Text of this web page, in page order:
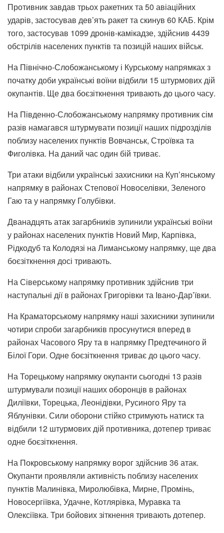
Противник завдав трьох ракетних та 50 авіаційних
ударів, застосував дев’ять ракет та скинув 60 КАБ. Крім
того, застосував 1099 дронів-камікадзе, здійснив 4439
обстрілів населених пунктів та позицій наших військ.
На Північно-Слобожанському і Курському напрямках з
початку доби українські воїни відбили 15 штурмових дій
окупантів. Ще два боєзіткнення тривають до цього часу.
На Південно-Слобожанському напрямку противник сім
разів намагався штурмувати позиції наших підрозділів
поблизу населених пунктів Вовчанськ, Строївка та
Фиголівка. На даний час один бій триває.
Три атаки відбили українські захисники на Куп’янському
напрямку в районах Степової Новоселівки, Зеленого
Гаю та у напрямку Голубівки.
Дванадцять атак загарбників зупинили українські воїни
у районах населених пунктів Новий Мир, Карпівка,
Рідкодуб та Колодязі на Лиманському напрямку, ще два
боєзіткнення досі тривають.
На Сіверському напрямку противник здійснив три
наступальні дії в районах Григорівки та Івано-Дар’ївки.
На Краматорському напрямку наші захисники зупинили
чотири спроби загарбників просунутися вперед в
районах Часового Яру та в напрямку Предтечиного й
Білої Гори. Одне боєзіткнення триває до цього часу.
На Торецькому напрямку окупанти сьогодні 13 разів
штурмували позиції наших оборонців в районах
Диліївки, Торецька, Леонідівки, Русиного Яру та
Яблунівки. Сили оборони стійко стримують натиск та
відбили 12 штурмових дій противника, дотепер триває
одне боєзіткнення.
На Покровському напрямку ворог здійснив 36 атак.
Окупанти проявляли активність поблизу населених
пунктів Малинівка, Миролюбівка, Мирне, Промінь,
Новосергіївка, Удачне, Котлярівка, Муравка та
Олексіївка. Три бойових зіткнення тривають дотепер.